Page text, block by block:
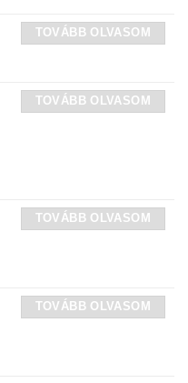
TOVÁBB OLVASOM
TOVÁBB OLVASOM
TOVÁBB OLVASOM
TOVÁBB OLVASOM